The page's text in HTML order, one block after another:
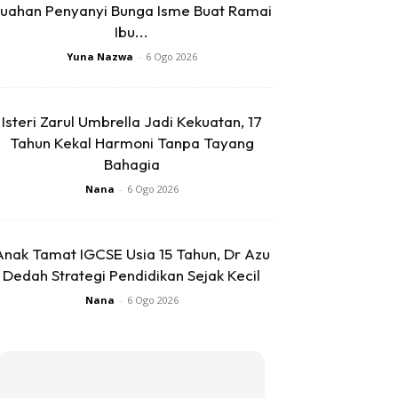
Penyanyi Bunga Isme Buat Ramai
Ibu...
Yuna Nazwa - 6 Ogo 2026
Isteri Zarul Umbrella Jadi Kekuatan, 17
Tahun Kekal Harmoni Tanpa Tayang
Bahagia
Nana - 6 Ogo 2026
Tamat IGCSE Usia 15 Tahun, Dr Azu
Dedah Strategi Pendidikan Sejak Kecil
Nana - 6 Ogo 2026